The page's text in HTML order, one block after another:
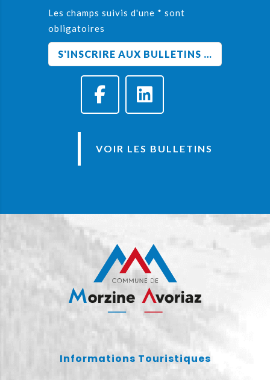
Les champs suivis d'une * sont
obligatoires
VOIR LES BULLETINS
Informations Touristiques